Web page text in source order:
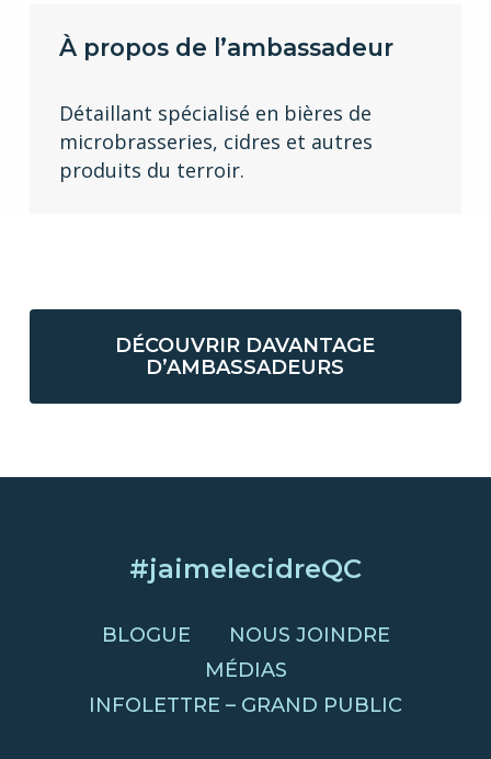
À propos de l’ambassadeur
Détaillant spécialisé en bières de
microbrasseries, cidres et autres
produits du terroir.
DÉCOUVRIR DAVANTAGE
D’AMBASSADEURS
#jaimelecidreQC
BLOGUE
NOUS JOINDRE
MÉDIAS
INFOLETTRE – GRAND PUBLIC